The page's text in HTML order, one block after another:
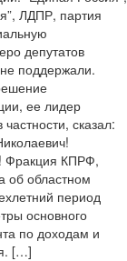
ЛДПР, партия
депутатов
поддержали.
ее лидер
сказал:
Фракция КПРФ,
об областном
период
основного
по доходам и
[…]